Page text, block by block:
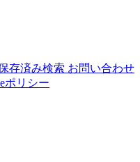
存済み検索 お問い合わせ
ポリシー